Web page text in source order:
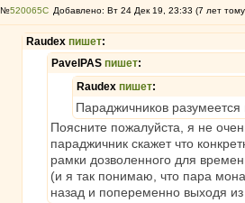
№520065 Добавлено: Вт 24 Дек 19, 23:33 (7 лет
Raudex пишет:
PavelPAS пишет:
Raudex пишет:
Параджичников
Поясните пожалуйста, я не
параджичник скажет что
рамки дозволенного для
(и я так понимаю, что пара
назад и попеременно выходя из